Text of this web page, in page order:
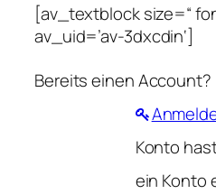
[av_textblock size=“
av_uid=’av-3dxcdin‘]
Bereits einen Account?
Konto
ein Konto